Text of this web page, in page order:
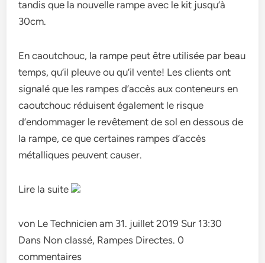
tandis que la nouvelle rampe avec le kit jusqu’à
30cm.
En caoutchouc, la rampe peut être utilisée par beau
temps, qu’il pleuve ou qu’il vente! Les clients ont
signalé que les rampes d’accès aux conteneurs en
caoutchouc réduisent également le risque
d’endommager le revêtement de sol en dessous de
la rampe, ce que certaines rampes d’accès
métalliques peuvent causer.
Lire la suite
von Le Technicien am 31. juillet 2019 Sur 13:30
Dans Non classé, Rampes Directes. 0
commentaires